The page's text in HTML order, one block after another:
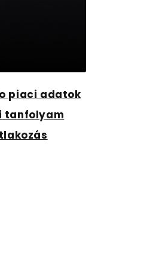
piaci adatok
tanfolyam